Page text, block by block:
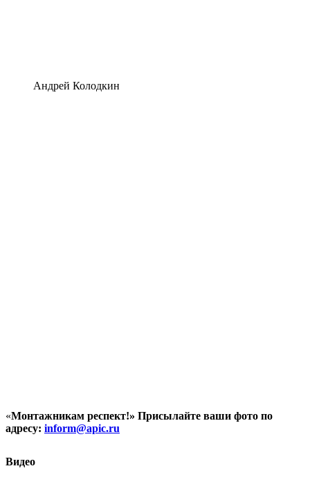
Андрей Колодкин
«Монтажникам респект!» Присылайте ваши фото по
адресу: inform@apic.ru
Видео